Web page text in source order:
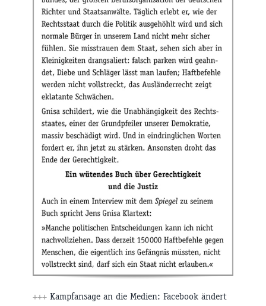
+++ Kampfansage an die Medien: Facebook ändert